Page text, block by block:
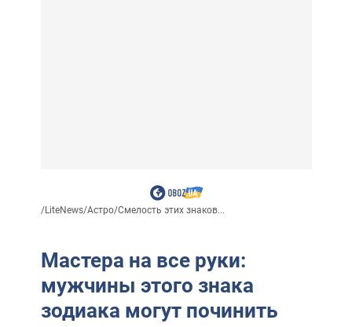
/LiteNews/Астро/Смелость этих знаков...
Мастера на все руки:
мужчины этого знака
зодиака могут починить